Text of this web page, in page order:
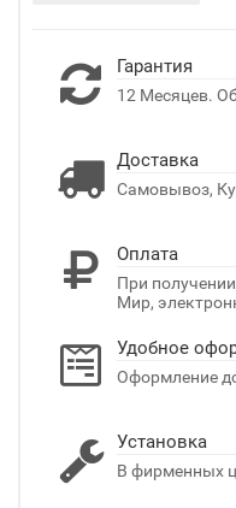
Гарантия
12 Месяцев.
Доставка
Самовывоз,
Оплата
При
Мир,
Удобное
Оформление
Установка
В фирменных